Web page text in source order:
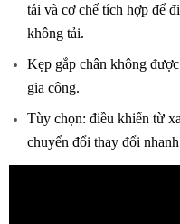
tải và cơ chế tích hợp để
không tải.
Kẹp gắp chân không
gia công.
Tùy chọn: điều khiển từ
chuyển đổi thay đổi